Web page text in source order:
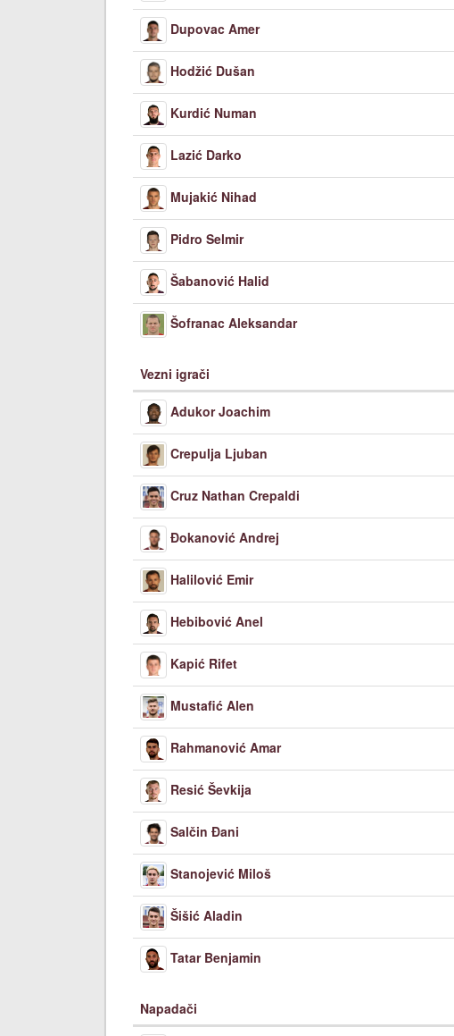
Dupovac Amer
Hodžić Dušan
Kurdić Numan
Lazić Darko
Mujakić Nihad
Pidro Selmir
Šabanović Halid
Šofranac Aleksandar
Vezni igrači
Adukor Joachim
Crepulja Ljuban
Cruz Nathan Crepaldi
Đokanović Andrej
Halilović Emir
Hebibović Anel
Kapić Rifet
Mustafić Alen
Rahmanović Amar
Resić Ševkija
Salčin Đani
Stanojević Miloš
Šišić Aladin
Tatar Benjamin
Napadači